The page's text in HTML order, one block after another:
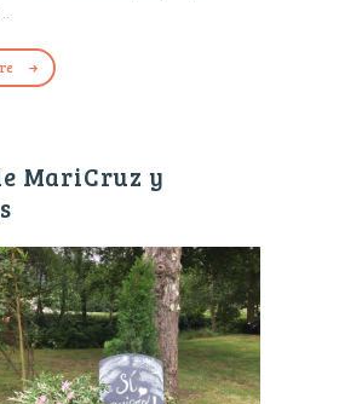
MariCruz y